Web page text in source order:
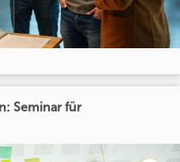
Seminar für